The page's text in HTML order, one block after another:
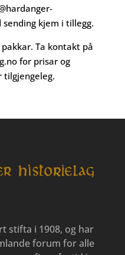
sending kjem i tillegg.
Ta kontakt på
for prisar og
tilgjengeleg.
stifta i 1908, og har
forum for alle